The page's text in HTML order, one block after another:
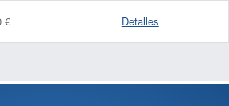
€ Detalles